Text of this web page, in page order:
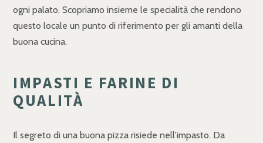
ogni palato. Scopriamo insieme le specialità che rendono
questo locale un punto di riferimento per gli amanti della
buona cucina.
IMPASTI E FARINE DI
QUALITÀ
Il segreto di una buona pizza risiede nell'impasto. Da